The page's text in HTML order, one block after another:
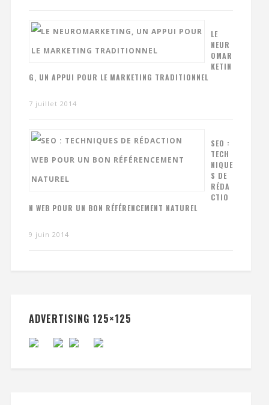
LE
NEUR
OMAR
KETIN
G, UN APPUI POUR LE MARKETING TRADITIONNEL
7 juillet 2014
SEO :
TECH
NIQUE
S DE
RÉDA
CTIO
N WEB POUR UN BON RÉFÉRENCEMENT NATUREL
9 juin 2014
ADVERTISING 125×125